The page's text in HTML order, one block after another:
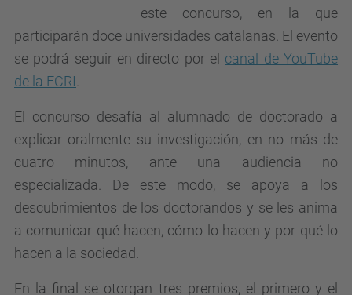
este concurso, en la que
participarán doce universidades catalanas. El evento
se podrá seguir en directo por el canal de YouTube
de la FCRI
El concurso desafía al alumnado de doctorado a
explicar oralmente su investigación, en no más de
cuatro minutos, ante una audiencia no
especializada. De este modo, se apoya a los
descubrimientos de los doctorandos y se les anima
a comunicar qué hacen, cómo lo hacen y por qué lo
hacen a la sociedad.
En la final se otorgan tres premios, el primero y el